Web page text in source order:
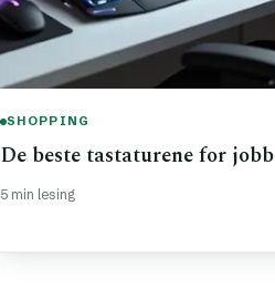
SHOPPING
De beste tastaturene for jobb
5 min lesing